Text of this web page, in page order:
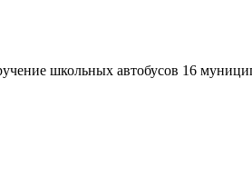
школьных автобусов 16